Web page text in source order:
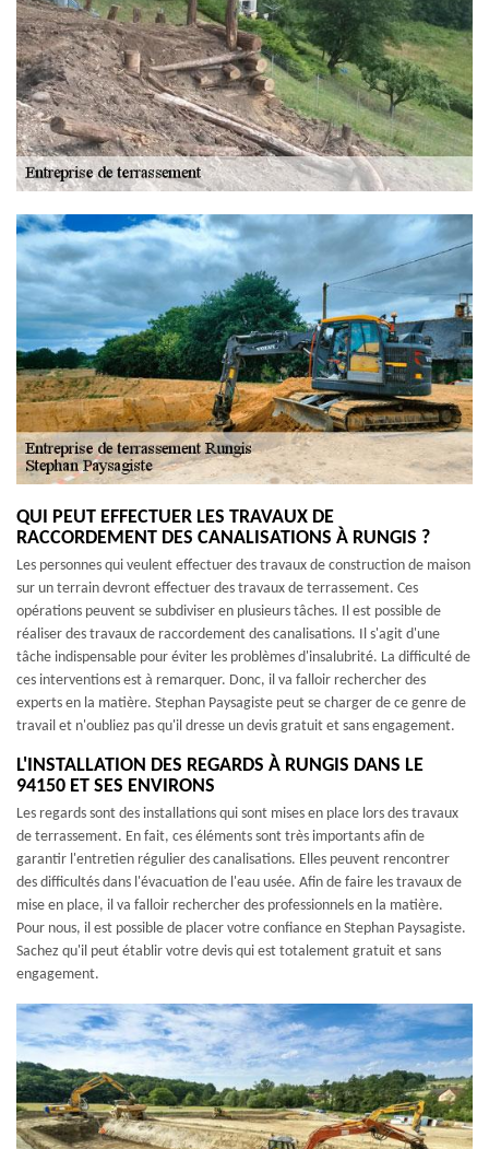
QUI PEUT EFFECTUER LES TRAVAUX DE
RACCORDEMENT DES CANALISATIONS À RUNGIS ?
Les personnes qui veulent effectuer des travaux de construction de maison
sur un terrain devront effectuer des travaux de terrassement. Ces
opérations peuvent se subdiviser en plusieurs tâches. Il est possible de
réaliser des travaux de raccordement des canalisations. Il s'agit d'une
tâche indispensable pour éviter les problèmes d'insalubrité. La difficulté de
ces interventions est à remarquer. Donc, il va falloir rechercher des
experts en la matière. Stephan Paysagiste peut se charger de ce genre de
travail et n'oubliez pas qu'il dresse un devis gratuit et sans engagement.
L'INSTALLATION DES REGARDS À RUNGIS DANS LE
94150 ET SES ENVIRONS
Les regards sont des installations qui sont mises en place lors des travaux
de terrassement. En fait, ces éléments sont très importants afin de
garantir l'entretien régulier des canalisations. Elles peuvent rencontrer
des difficultés dans l'évacuation de l'eau usée. Afin de faire les travaux de
mise en place, il va falloir rechercher des professionnels en la matière.
Pour nous, il est possible de placer votre confiance en Stephan Paysagiste.
Sachez qu'il peut établir votre devis qui est totalement gratuit et sans
engagement.